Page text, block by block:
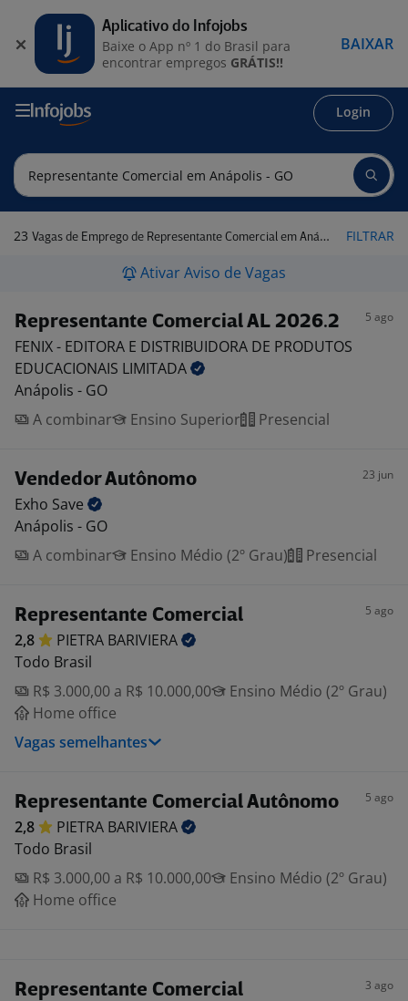
Login
23 Vagas de Emprego de Representante Comercial em Anápolis - GO FILTRAR
Ativar Aviso de Vagas
Representante Comercial AL 2026.2 5 ago
FENIX - EDITORA E DISTRIBUIDORA DE PRODUTOS
EDUCACIONAIS LIMITADA
Anápolis - GO
A combinar
Ensino Superior Presencial
Vendedor Autônomo 23 jun
Exho Save
Anápolis - GO
A combinar
Ensino Médio (2º Grau) Presencial
Representante Comercial 5 ago
2,8 PIETRA BARIVIERA
Todo Brasil
R$ 3.000,00 a R$ 10.000,00
Ensino Médio (2º Grau)
Home office
Vagas semelhantes
Representante Comercial Autônomo 5 ago
2,8 PIETRA BARIVIERA
Todo Brasil
R$ 3.000,00 a R$ 10.000,00
Ensino Médio (2º Grau)
Home office
Representante Comercial 3 ago
Aplicativo do Infojobs
Baixe o App nº 1 do Brasil para
encontrar empregos GRÁTIS!!
BAIXAR